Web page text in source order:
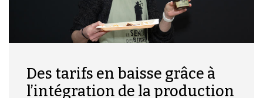
Des tarifs en baisse grâce à
l’intégration de la production